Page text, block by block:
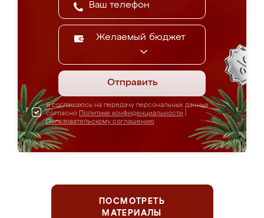
Желаемый бюджет
Отправить
Я соглашаюсь на передачу персональных данных
согласно Политике конфиденциальности
Пользовательскому соглашению
ПОСМОТРЕТЬ
МАТЕРИАЛЫ